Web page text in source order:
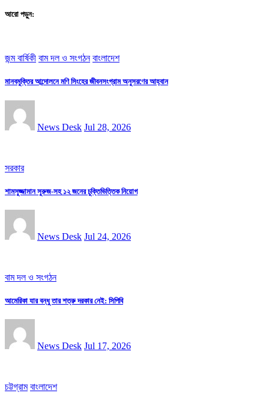
আরো পড়ুন:
জন্ম বার্ষিকী বাম দল ও সংগঠন বাংলাদেশ
মানবমুক্তির আন্দোলনে মণি সিংহের জীবনসংগ্রাম অনুসরণের আহ্বান
News Desk Jul 28, 2026
সরকার
শামসুজ্জামান সুরুজ-সহ ১২ জনের চুক্তিভিত্তিক নিয়োগ
News Desk Jul 24, 2026
বাম দল ও সংগঠন
আমেরিকা যার বন্ধু তার শত্রু দরকার নেই: সিপিবি
News Desk Jul 17, 2026
চট্টগ্রাম বাংলাদেশ